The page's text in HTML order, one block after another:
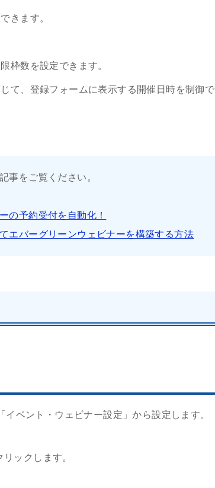
きます。
枠数を設定できます。
て、登録フォームに表示する開催日時を制御で
事をご覧ください。
の予約受付を自動化！
エバーグリーンウェビナーを構築する方法
ベント・ウェビナー設定」から設定します。
リックします。